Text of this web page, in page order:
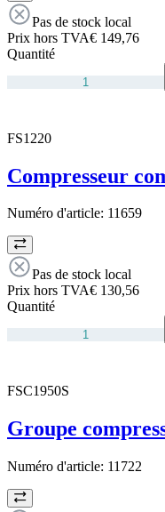
Pas de stock local
Prix hors TVA€ 149,76
Quantité
FS1220
Compresseur
Numéro d'article: 11659
Pas de stock local
Prix hors TVA€ 130,56
Quantité
FSC1950S
Groupe
Numéro d'article: 11722